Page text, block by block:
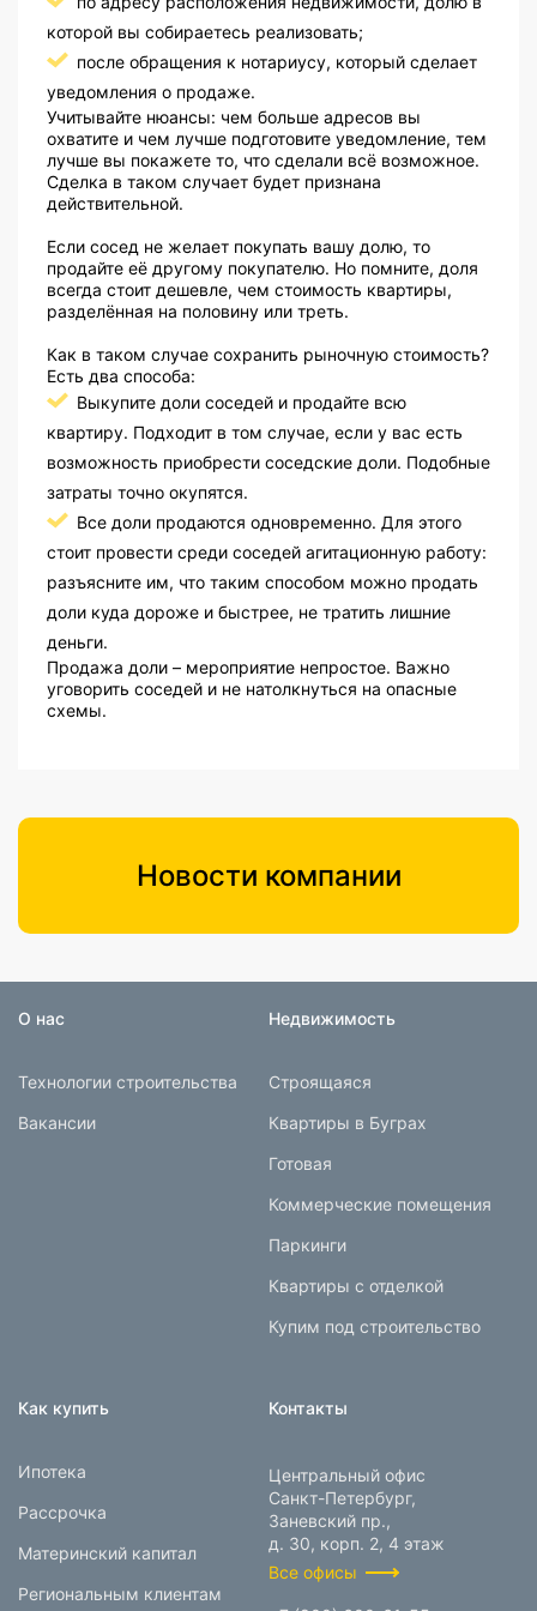
которой вы собираетесь реализовать;
после обращения к нотариусу, который сделает
уведомления о продаже.
Учитывайте нюансы: чем больше адресов вы
охватите и чем лучше подготовите уведомление, тем
лучше вы покажете то, что сделали всё возможное.
Сделка в таком случает будет признана
действительной.
Если сосед не желает покупать вашу долю, то
продайте её другому покупателю. Но помните, доля
всегда стоит дешевле, чем стоимость квартиры,
разделённая на половину или треть.
Как в таком случае сохранить рыночную стоимость?
Есть два способа:
Выкупите доли соседей и продайте всю
квартиру. Подходит в том случае, если у вас есть
возможность приобрести соседские доли. Подобные
затраты точно окупятся.
Все доли продаются одновременно. Для этого
стоит провести среди соседей агитационную работу:
разъясните им, что таким способом можно продать
доли куда дороже и быстрее, не тратить лишние
деньги.
Продажа доли – мероприятие непростое. Важно
уговорить соседей и не натолкнуться на опасные
схемы.
Новости компании
О нас
Технологии строительства
Вакансии
Недвижимость
Строящаяся
Квартиры в Буграх
Готовая
Коммерческие помещения
Паркинги
Квартиры с отделкой
Купим под строительство
Как купить
Ипотека
Рассрочка
Материнский капитал
Региональным клиентам
Контакты
Центральный офис
Санкт-Петербург,
Заневский пр.,
д. 30, корп. 2, 4 этаж
Все офисы